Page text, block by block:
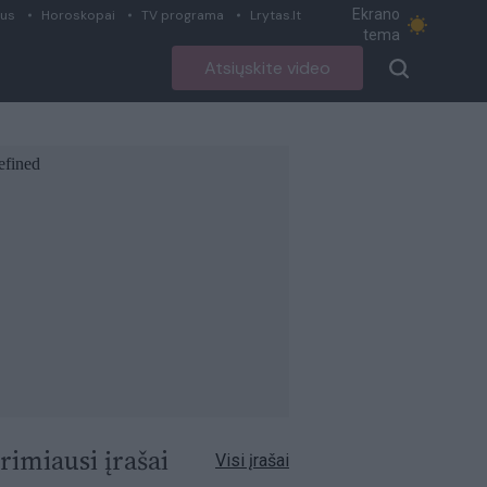
Horoskopai TV programa Lrytas.lt
Ekrano
tema
Atsiųskite video
įrašai Visi įrašai